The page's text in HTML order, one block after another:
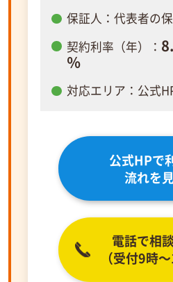
保証人：代表者の
契約利率（年）：
％
対応エリア：公式
公式HPで
流れを
電話で相
（受付9時～